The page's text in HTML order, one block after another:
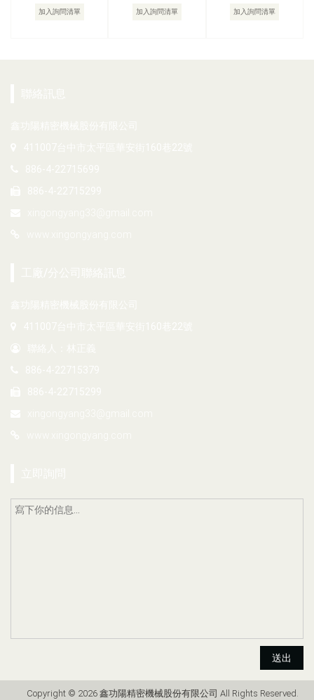
加入詢問清單 加入詢問清單 加入詢問清單
送出
Copyright © 2026 鑫功陽精密機械股份有限公司 All Rights Reserved.